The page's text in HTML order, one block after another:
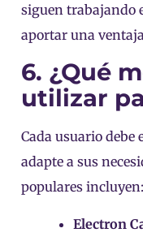
siguen trabajando
aportar una
6. ¿Qué
utilizar
Cada usuario debe
adapte a sus
populares incluyen:
Electron